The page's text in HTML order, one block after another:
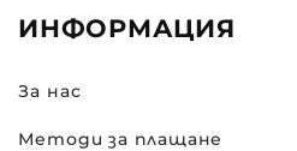
ИНФОРМАЦИЯ
За нас
Методи за плащане